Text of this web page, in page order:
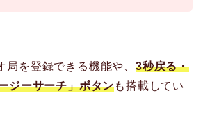
局を登録できる機能や、 3秒戻る・
ジーサーチ」ボタンも搭載してい